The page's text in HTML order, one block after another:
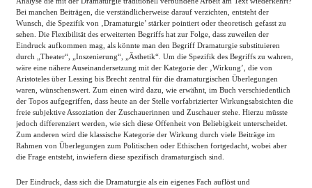
Bei manchen Beiträgen, die verständlicherweise darauf verzichten, entsteht der
Wunsch, die Spezifik von ‚Dramaturgie’ stärker pointiert oder theoretisch gefasst zu
sehen. Die Flexibilität des erweiterten Begriffs hat zur Folge, dass zuweilen der
Eindruck aufkommen mag, als könnte man den Begriff Dramaturgie substituieren
durch „Theater“, „Inszenierung“, „Ästhetik“. Um die Spezifik des Begriffs zu wahren,
wäre eine nähere Auseinandersetzung mit der Kategorie der ‚Wirkung’, die von
Aristoteles über Lessing bis Brecht zentral für die dramaturgischen Überlegungen
waren, wünschenswert. Zum einen wird dazu, wie erwähnt, im Buch verschiedentlich
der Topos aufgegriffen, dass heute an der Stelle vorfabrizierter Wirkungsabsichten die
freie subjektive Assoziation der Zuschauerinnen und Zuschauer stehe. Hierzu müsste
jedoch differenziert werden, wie sich diese Offenheit von Beliebigkeit unterscheidet.
Zum anderen wird die klassische Kategorie der Wirkung durch viele Beiträge im
Rahmen von Überlegungen zum Politischen oder Ethischen fortgedacht, wobei aber
die Frage entsteht, inwiefern diese spezifisch dramaturgisch sind.
Der Eindruck, dass sich die Dramaturgie als ein eigenes Fach auflöst und